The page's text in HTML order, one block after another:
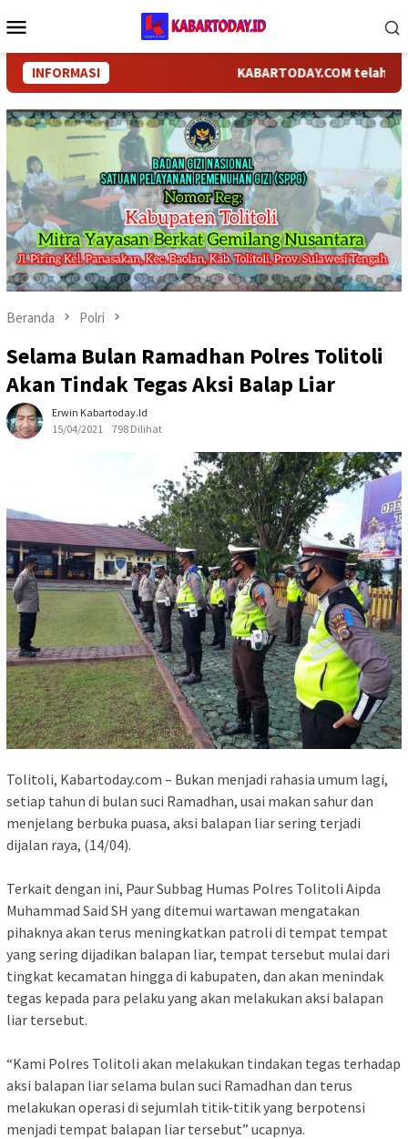
ke
Mobile
INFORMASI KABARTODAY.COM telah
Beranda Polri
Selama Bulan Ramadhan Polres Tolitoli
Akan Tindak Tegas Aksi Balap Liar
Erwin Kabartoday.id
15/04/2021
798 Dilihat
Tolitoli, Kabartoday.com – Bukan menjadi rahasia umum lagi,
setiap tahun di bulan suci Ramadhan, usai makan sahur dan
menjelang berbuka puasa, aksi balapan liar sering terjadi
dijalan raya, (14/04).
Terkait dengan ini, Paur Subbag Humas Polres Tolitoli Aipda
Muhammad Said SH yang ditemui wartawan mengatakan
pihaknya akan terus meningkatkan patroli di tempat tempat
yang sering dijadikan balapan liar, tempat tersebut mulai dari
tingkat kecamatan hingga di kabupaten, dan akan menindak
tegas kepada para pelaku yang akan melakukan aksi balapan
liar tersebut.
“Kami Polres Tolitoli akan melakukan tindakan tegas terhadap
aksi balapan liar selama bulan suci Ramadhan dan terus
melakukan operasi di sejumlah titik-titik yang berpotensi
menjadi tempat balapan liar tersebut” ucapnya.